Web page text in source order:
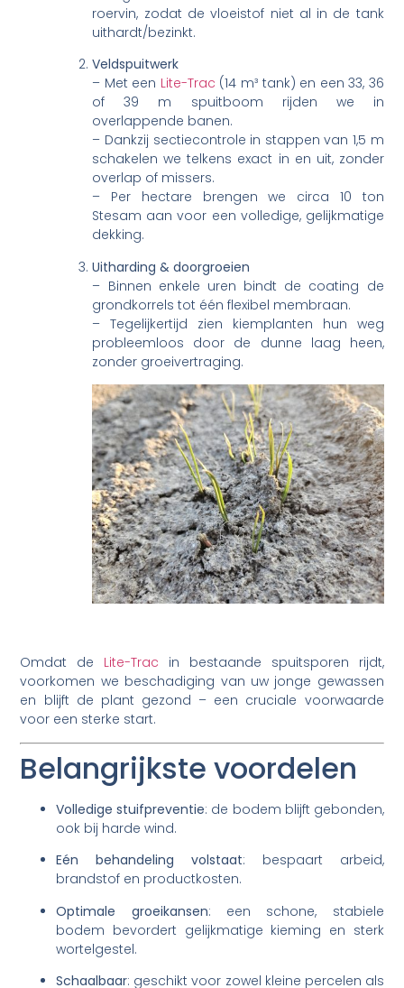
roervin, zodat de vloeistof niet al in de tank
uithardt/bezinkt.
Veldspuitwerk
– Met een Lite-Trac (14 m³ tank) en een 33, 36
of 39 m spuitboom rijden we in
overlappende banen.
– Dankzij sectie­controle in stappen van 1,5 m
schakelen we telkens exact in en uit, zonder
overlap of missers.
– Per hectare brengen we circa 10 ton
Stesam aan voor een volledige, gelijkmatige
dekking.
Uitharding & doorgroeien
– Binnen enkele uren bindt de coating de
grondkorrels tot één flexibel membraan.
– Tegelijkertijd zien kiemplanten hun weg
probleemloos door de dunne laag heen,
zonder groeivertraging.
Omdat de Lite-Trac in bestaande spuitsporen rijdt,
voorkomen we beschadiging van uw jonge gewassen
en blijft de plant gezond – een cruciale voorwaarde
voor een sterke start.
Belangrijkste voordelen
Volledige stuifpreventie: de bodem blijft gebonden,
ook bij harde wind.
Eén behandeling volstaat: bespaart arbeid,
brandstof en productkosten.
Optimale groeikansen: een schone, stabiele
bodem bevordert gelijkmatige kieming en sterk
wortelgestel.
Schaalbaar: geschikt voor zowel kleine percelen als